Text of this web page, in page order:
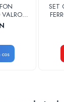
VALROM
SET